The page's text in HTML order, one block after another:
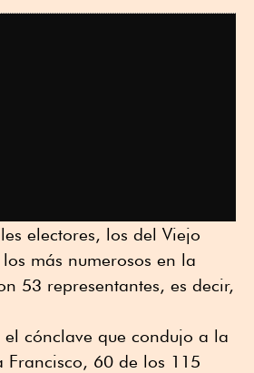
electores, los del Viejo
más numerosos en la
53 representantes, es decir,
cónclave que condujo a la
Francisco, 60 de los 115